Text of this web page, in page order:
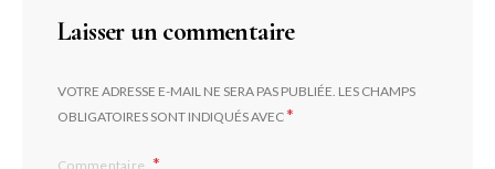
Laisser un commentaire
VOTRE ADRESSE E-MAIL NE SERA PAS PUBLIÉE. LES CHAMPS
OBLIGATOIRES SONT INDIQUÉS AVEC*
Commentaire